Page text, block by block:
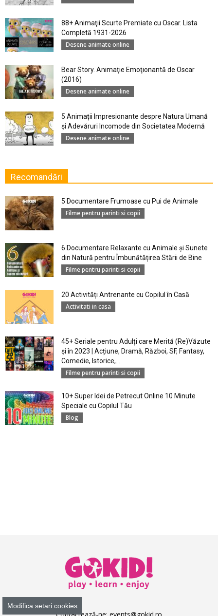
88+ Animaţii Scurte Premiate cu Oscar. Lista
Completă 1931-2026
Desene animate online
Bear Story. Animaţie Emoţionantă de Oscar
(2016)
Desene animate online
5 Animații Impresionante despre Natura Umană
şi Adevăruri Incomode din Societatea Modernă
Desene animate online
Recomandări
5 Documentare Frumoase cu Pui de Animale
Filme pentru parinti si copii
6 Documentare Relaxante cu Animale și Sunete
din Natură pentru Îmbunătățirea Stării de Bine
Filme pentru parinti si copii
20 Activități Antrenante cu Copilul în Casă
Activitati in casa
45+ Seriale pentru Adulți care Merită (Re)Văzute
și în 2023 | Acțiune, Dramă, Război, SF, Fantasy,
Comedie, Istorice,...
Filme pentru parinti si copii
10+ Super Idei de Petrecut Online 10 Minute
Speciale cu Copilul Tău
Blog
Contactează-ne: events@gokid.ro
Modifica setari cookies